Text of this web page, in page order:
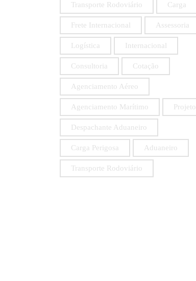
Transporte Rodoviário Carga
Frete Internacional Assessoria
Logística Internacional
Consultoria Cotação
Agenciamento Aéreo
Agenciamento Marítimo Projeto
Despachante Aduaneiro
Carga Perigosa Aduaneiro
Transporte Rodoviário